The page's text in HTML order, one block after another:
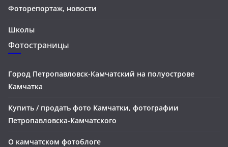
Фоторепортаж, новости
Школы
Фотостраницы
Город Петропавловск-Камчатский на полуострове
Камчатка
Купить / продать фото Камчатки, фотографии
Петропавловска-Камчатского
О камчатском фотоблоге